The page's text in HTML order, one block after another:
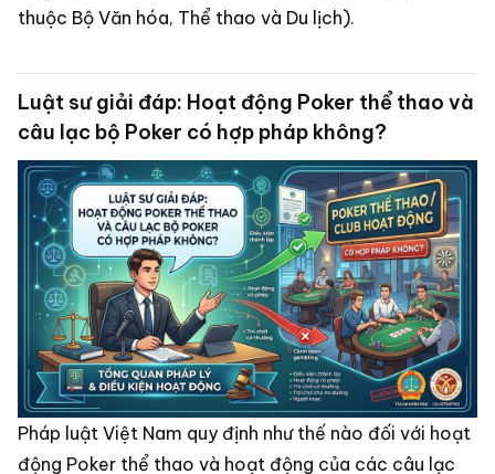
thuộc Bộ Văn hóa, Thể thao và Du lịch).
Luật sư giải đáp: Hoạt động Poker thể thao và
câu lạc bộ Poker có hợp pháp không?
Pháp luật Việt Nam quy định như thế nào đối với hoạt
động Poker thể thao và hoạt động của các câu lạc